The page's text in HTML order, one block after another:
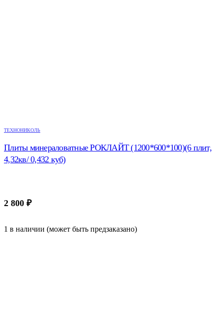
ТЕХНОНИКОЛЬ
Плиты минераловатные РОКЛАЙТ (1200*600*100)(6 плит,
4,32кв/ 0,432 куб)
2 800 ₽
1 в наличии (может быть предзаказано)